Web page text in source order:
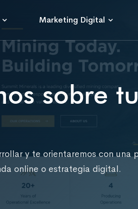
Marketing Digital
sobre
y te orientaremos con una
online o estrategia digital.